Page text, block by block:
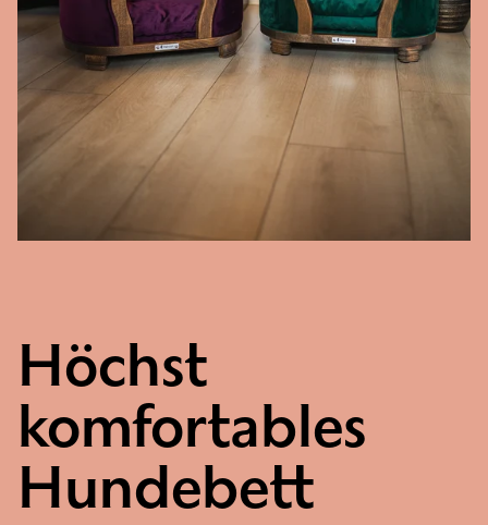
Höchst
komfortables
Hundebett